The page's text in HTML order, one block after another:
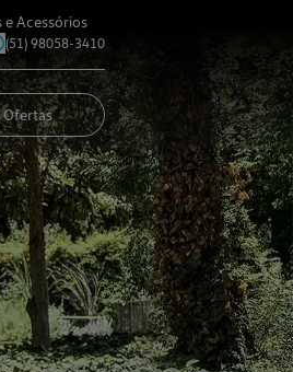
e Acessórios
(51) 98058-3410
Ofertas